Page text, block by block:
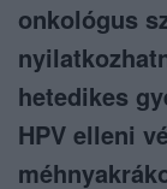
onkológus
hetedikes
HPV elleni